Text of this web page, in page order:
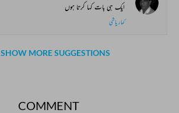
ایک ہی بات کہا کرتا ہوں
کمار پاشی
SHOW MORE SUGGESTIONS
COMMENT